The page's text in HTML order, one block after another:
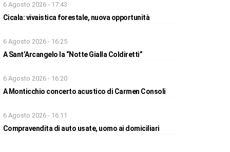
6 Agosto 2026 - 17:43
Cicala: vivaistica forestale, nuova opportunità
6 Agosto 2026 - 16:25
A Sant’Arcangelo la “Notte Gialla Coldiretti”
6 Agosto 2026 - 16:20
A Monticchio concerto acustico di Carmen Consoli
6 Agosto 2026 - 16:11
Compravendita di auto usate, uomo ai domiciliari